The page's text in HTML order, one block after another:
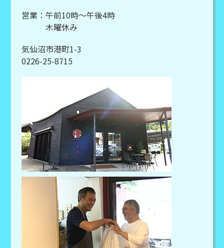
営業：午前10時～午後4時
木曜休み
気仙沼市港町1-3
0226-25-8715